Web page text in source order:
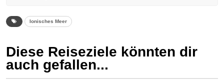
Ionisches Meer
Diese Reiseziele könnten dir
auch gefallen...